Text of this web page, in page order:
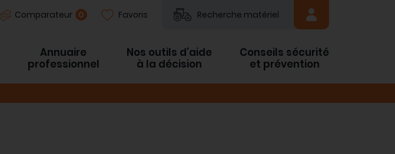
Comparateur 0 Favoris Recherche matériel
Annuaire
professionnel
Nos outils d’aide
à la décision
Conseils sécurité
et prévention